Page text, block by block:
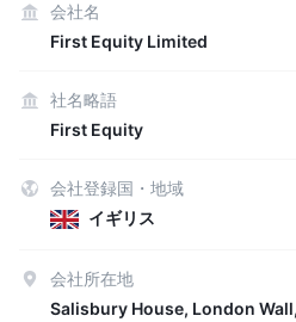
会社名
First Equity Limited
社名略語
First Equity
会社登録国・地域
イギリス
会社所在地
Salisbury House, London